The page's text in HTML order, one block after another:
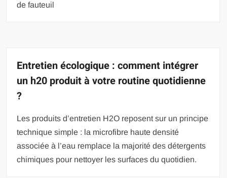
de fauteuil
Entretien écologique : comment intégrer
un h20 produit à votre routine quotidienne
?
Les produits d’entretien H2O reposent sur un principe
technique simple : la microfibre haute densité
associée à l’eau remplace la majorité des détergents
chimiques pour nettoyer les surfaces du quotidien.